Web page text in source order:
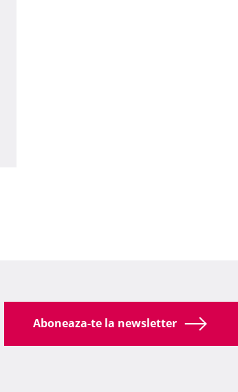
Aboneaza-te la newsletter